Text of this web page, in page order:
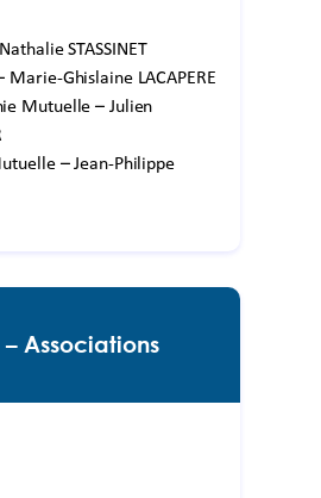
STASSINET
Marie-Ghislaine LACAPERE
Mutuelle – Julien
– Jean-Philippe
Associations